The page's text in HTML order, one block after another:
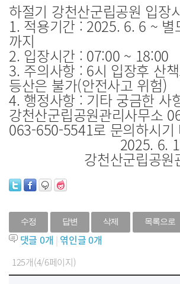
하절기 강천산군립공원 입장
1. 적용기간 : 2025. 6. 6 ~ 별
까지
2. 입장시간 : 07:00 ~ 18:00
3. 주의사항 : 6시 입장후 산
등산은 불가(안전사고 위험)
4. 행정사항 : 기타 궁금한 사
강천산군립공원관리사무소
063-650-5541로 문의하시기
2025. 6.
강천산군립공원관
수정 답변 삭제 목록으로
댓글 0개 엮인글0개
125개(4/6페이지)